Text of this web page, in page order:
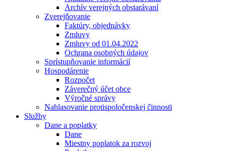
Archív verejných obstarávaní
Zverejňovanie
Faktúry, objednávky
Zmluvy
Zmluvy od 01.04.2022
Ochrana osobných údajov
Sprístupňovanie informácií
Hospodárenie
Rozpočet
Záverečný účet obce
Výročné správy
Nahlasovanie protispoločenskej činnosti
Služby
Dane a poplatky
Dane
Miestny poplatok za rozvoj